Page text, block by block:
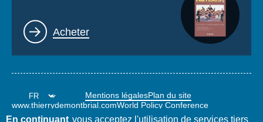
Lien
Acheter
Mentions légalesPlan du site
www.thierrydemontbrial.comWorld Policy Conference
Blog Politique étrangère
En continuant vous acceptez l'utilisation de services tiers